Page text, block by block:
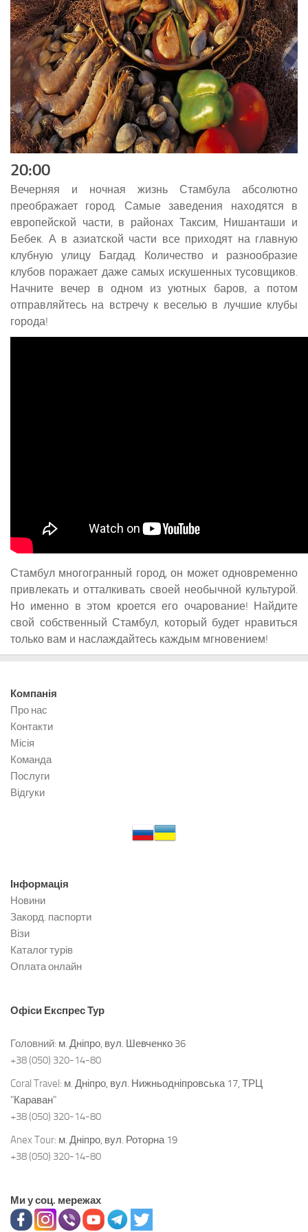
20:00
Вечерняя и ночная жизнь Стамбула абсолютно
преображает город. Самые заведения находятся в
европейской части, в районах Таксим, Нишанташи и
Бебек. А в азиатской части все приходят на главную
клубную улицу Багдад. Количество и разнообразие
клубов поражает даже самых искушенных тусовщиков.
Начните вечер в одном из уютных баров, а потом
отправляйтесь на встречу к веселью в лучшие клубы
города!
Стамбул многогранный город, он может одновременно
привлекать и отталкивать своей необычной культурой.
Но именно в этом кроется его очарование! Найдите
свой собственный Стамбул, который будет нравиться
только вам и наслаждайтесь каждым мгновением!
Компанія
Про нас
Контакти
Місія
Команда
Послуги
Відгуки
Інформація
Новини
Закорд. паспорти
Візи
Каталог турів
Оплата онлайн
Офіси Експрес Тур
Головний: м. Дніпро, вул. Шевченко 36
+38 (050) 320-14-80
Coral Travel: м. Дніпро, вул. Нижньодніпровська 17, ТРЦ
"Караван"
+38 (050) 320-14-80
Anex Tour: м. Дніпро, вул. Роторна 19
+38 (050) 320-14-80
Ми у соц. мережах